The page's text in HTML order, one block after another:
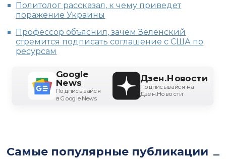
Политолог рассказал, к чему приведет
поражение Украины
Профессор объяснил, зачем Зеленский
стремится подписать соглашение с США по
ресурсам
Google
News
Подписывайся
в Google News
Дзен.Новости
Подписывайся на
Дзен.Новости
Самые популярные публикации